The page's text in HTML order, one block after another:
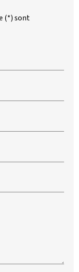
(*) sont